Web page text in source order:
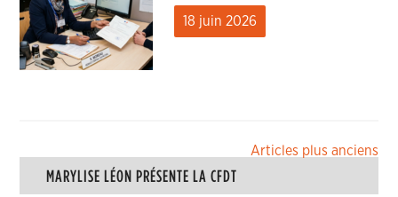
18 juin 2026
Navigation
des
Articles plus anciens
MARYLISE LÉON PRÉSENTE LA CFDT